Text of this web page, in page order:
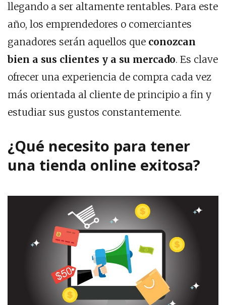
llegando a ser altamente rentables. Para este
año, los emprendedores o comerciantes
ganadores serán aquellos que conozcan
bien a sus clientes y a su mercado. Es clave
ofrecer una experiencia de compra cada vez
más orientada al cliente de principio a fin y
estudiar sus gustos constantemente.
¿Qué necesito para tener
una tienda online exitosa?